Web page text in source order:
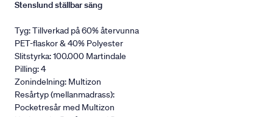
Stenslund ställbar säng
Tyg: Tillverkad på 60% återvunna
PET-flaskor & 40% Polyester
Slitstyrka: 100.000 Martindale
Pilling: 4
Zonindelning: Multizon
Resårtyp (mellanmadrass):
Pocketresår med Multizon